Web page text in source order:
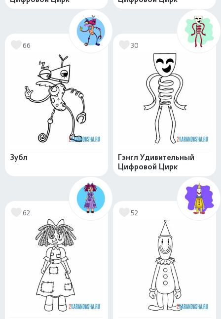
66
Зубл
30
Гэнгл Удивительный
Цифровой Цирк
62 52